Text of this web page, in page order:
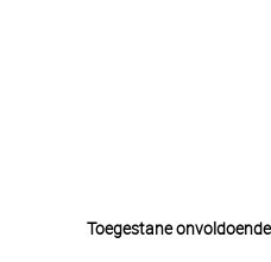
Toegestane onvoldoende